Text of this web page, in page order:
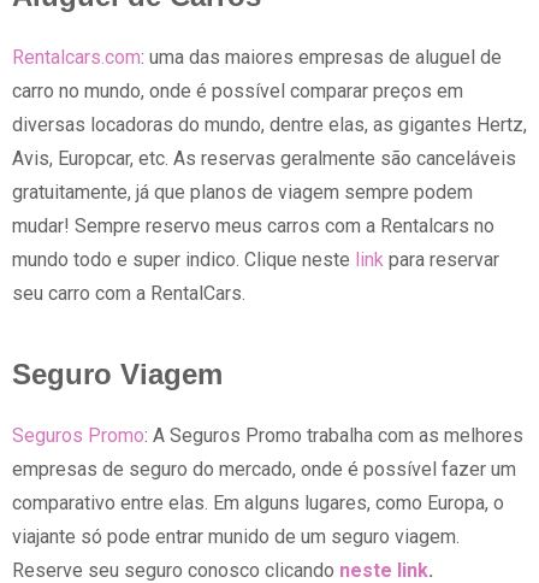
Rentalcars.com: uma das maiores empresas de aluguel de
carro no mundo, onde é possível comparar preços em
diversas locadoras do mundo, dentre elas, as gigantes Hertz,
Avis, Europcar, etc. As reservas geralmente são canceláveis
gratuitamente, já que planos de viagem sempre podem
mudar! Sempre reservo meus carros com a Rentalcars no
mundo todo e super indico. Clique neste link para reservar
seu carro com a RentalCars.
Seguro Viagem
Seguros Promo: A Seguros Promo trabalha com as melhores
empresas de seguro do mercado, onde é possível fazer um
comparativo entre elas. Em alguns lugares, como Europa, o
viajante só pode entrar munido de um seguro viagem.
Reserve seu seguro conosco clicando neste link.